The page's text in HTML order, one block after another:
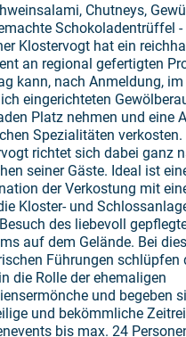
Chutneys,
Schokoladentrüffel -
Klostervogt hat ein
an regional gefertigten
kann, nach Anmeldung,
eingerichteten
Platz nehmen und eine
Spezialitäten verkosten.
richtet sich dabei ganz
seiner Gäste. Ideal ist
der Verkostung mit
Kloster- und
des liebevoll
auf dem Gelände. Bei
Führungen schlüpfen
die Rolle der ehemaligen
und begeben
und bekömmliche
bis max. 24